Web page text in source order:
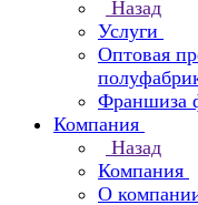
Назад
Услуги
Оптовая
Франшиза
Компания
Назад
Компания
О